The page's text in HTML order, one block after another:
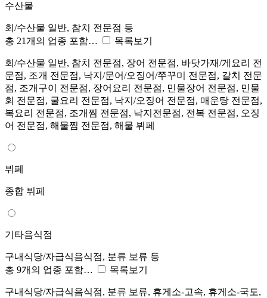
수산물
회/수산물 일반, 참치 전문점 등
총 21개의 업종 포함…
목록보기
회/수산물 일반, 참치 전문점, 장어 전문점, 바닷가재/게요리 전
문점, 조개 전문점, 낙지/문어/오징어/쭈꾸미 전문점, 갈치 전문
점, 조개구이 전문점, 장어요리 전문점, 민물장어 전문점, 민물
회 전문점, 굴요리 전문점, 낙지/오징어 전문점, 매운탕 전문점,
복요리 전문점, 조개찜 전문점, 낙지전문점, 전복 전문점, 오징
어 전문점, 해물찜 전문점, 해물 뷔페
뷔페
종합 뷔페
기타음식점
구내식당/자급식음식점, 분류 보류 등
총 9개의 업종 포함…
목록보기
구내식당/자급식음식점, 분류 보류, 휴게소-고속, 휴게소-국도,